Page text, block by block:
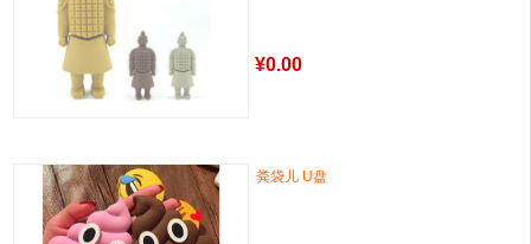
¥0.00
粪袋儿 U盘